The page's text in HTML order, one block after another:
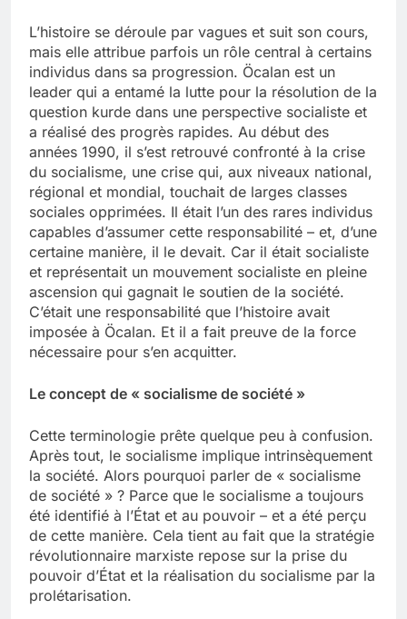
L’histoire se déroule par vagues et suit son cours,
mais elle attribue parfois un rôle central à certains
individus dans sa progression. Öcalan est un
leader qui a entamé la lutte pour la résolution de la
question kurde dans une perspective socialiste et
a réalisé des progrès rapides. Au début des
années 1990, il s’est retrouvé confronté à la crise
du socialisme, une crise qui, aux niveaux national,
régional et mondial, touchait de larges classes
sociales opprimées. Il était l’un des rares individus
capables d’assumer cette responsabilité – et, d’une
certaine manière, il le devait. Car il était socialiste
et représentait un mouvement socialiste en pleine
ascension qui gagnait le soutien de la société.
C’était une responsabilité que l’histoire avait
imposée à Öcalan. Et il a fait preuve de la force
nécessaire pour s’en acquitter.
Le concept de « socialisme de société »
Cette terminologie prête quelque peu à confusion.
Après tout, le socialisme implique intrinsèquement
la société. Alors pourquoi parler de « socialisme
de société » ? Parce que le socialisme a toujours
été identifié à l’État et au pouvoir – et a été perçu
de cette manière. Cela tient au fait que la stratégie
révolutionnaire marxiste repose sur la prise du
pouvoir d’État et la réalisation du socialisme par la
prolétarisation.